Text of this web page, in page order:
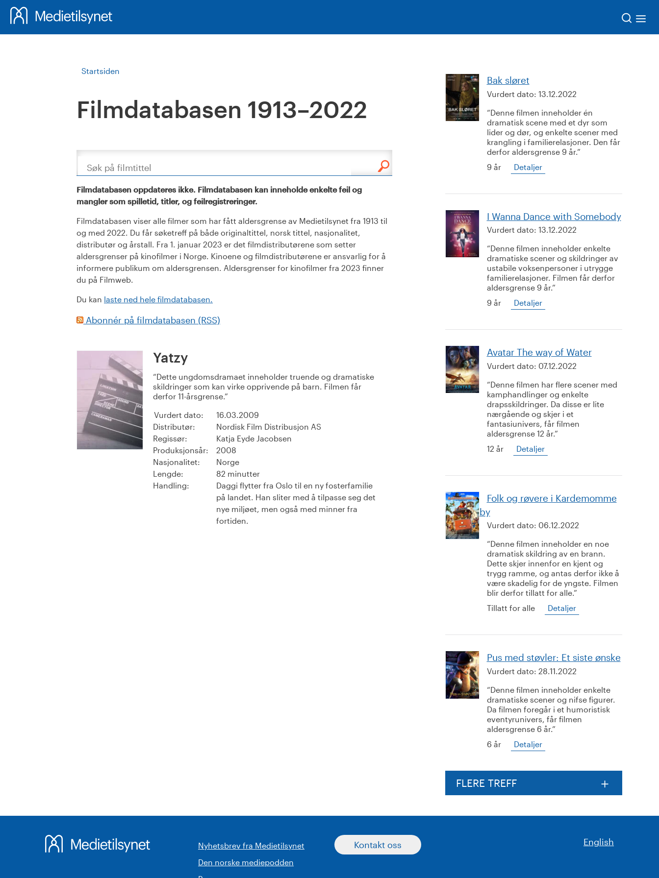
Startsiden
Filmdatabasen 1913–2022
Søk
Filmdatabasen oppdateres ikke. Filmdatabasen kan inneholde enkelte feil og
mangler som spilletid, titler, og feilregistreringer.
Filmdatabasen viser alle filmer som har fått aldersgrense av Medietilsynet fra 1913 til
og med 2022. Du får søketreff på både originaltittel, norsk tittel, nasjonalitet,
distributør og årstall. Fra 1. januar 2023 er det filmdistributørene som setter
aldersgrenser på kinofilmer i Norge. Kinoene og filmdistributørene er ansvarlig for å
informere publikum om aldersgrensen. Aldersgrenser for kinofilmer fra 2023 finner
du på Filmweb.
Du kan laste ned hele filmdatabasen.
Abonnér på filmdatabasen (RSS)
Yatzy
Dette ungdomsdramaet inneholder truende og dramatiske
skildringer som kan virke opprivende på barn. Filmen får
derfor 11-årsgrense.
Vurdert dato:
16.03.2009
Distributør:
Nordisk Film Distribusjon AS
Regissør:
Katja Eyde Jacobsen
Produksjonsår:
2008
Nasjonalitet:
Norge
Lengde:
82 minutter
Handling:
Daggi flytter fra Oslo til en ny fosterfamilie
på landet. Han sliter med å tilpasse seg det
nye miljøet, men også med minner fra
fortiden.
Bak sløret
Vurdert dato: 13.12.2022
Denne filmen inneholder én
dramatisk scene med et dyr som
lider og dør, og enkelte scener med
krangling i familierelasjoner. Den får
derfor aldersgrense 9 år.
9 år
Detaljer
I Wanna Dance with Somebody
Vurdert dato: 13.12.2022
Denne filmen inneholder enkelte
dramatiske scener og skildringer av
ustabile voksenpersoner i utrygge
familierelasjoner. Filmen får derfor
aldersgrense 9 år.
9 år
Detaljer
Avatar The way of Water
Vurdert dato: 07.12.2022
Denne filmen har flere scener med
kamphandlinger og enkelte
drapsskildringer. Da disse er lite
nærgående og skjer i et
fantasiunivers, får filmen
aldersgrense 12 år.
12 år
Detaljer
Folk og røvere i Kardemomme
by
Vurdert dato: 06.12.2022
Denne filmen inneholder en noe
dramatisk skildring av en brann.
Dette skjer innenfor en kjent og
trygg ramme, og antas derfor ikke å
være skadelig for de yngste. Filmen
blir derfor tillatt for alle.
Tillatt for alle
Detaljer
Pus med støvler: Et siste ønske
Vurdert dato: 28.11.2022
Denne filmen inneholder enkelte
dramatiske scener og nifse figurer.
Da filmen foregår i et humoristisk
eventyrunivers, får filmen
aldersgrense 6 år.
6 år
Detaljer
FLERE TREFF
Nyhetsbrev fra Medietilsynet
Den norske mediepodden
Kontakt oss English